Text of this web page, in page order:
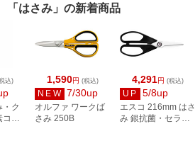
「はさみ」の新着商品
1,590円 (税込)
NEW 7/30up
オルファ ワークば
さみ 250B
4,291円 (税込)
UP 5/8up
エスコ 216mm はさ
み 銀抗菌・セラミ
込)
・ク
ー